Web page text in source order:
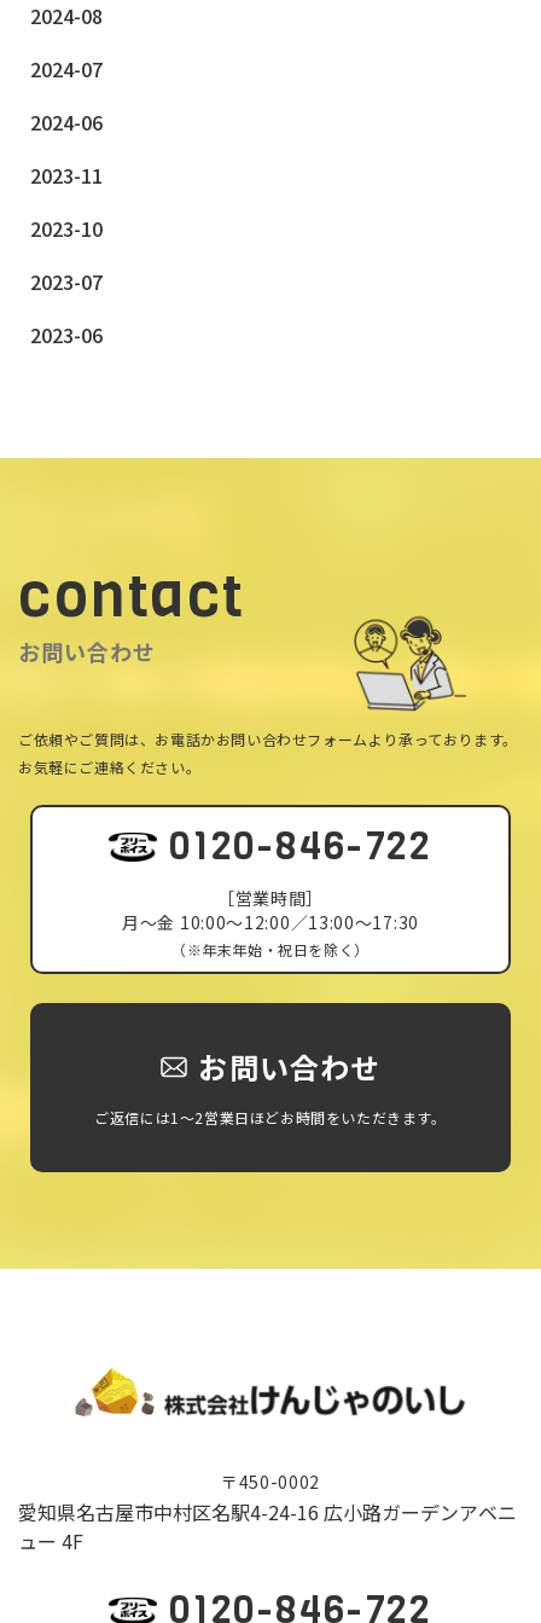
2024-08
2024-07
2024-06
2023-11
2023-10
2023-07
2023-06
contact
お問い合わせ
ご依頼やご質問は、お電話かお問い合わせフォームより承っております。
お気軽にご連絡ください。
0120-846-722
［営業時間］
月〜金 10:00〜12:00／13:00〜17:30
（※年末年始・祝日を除く）
お問い合わせ
ご返信には1～2営業日ほどお時間をいただきます。
〒450-0002
愛知県名古屋市中村区名駅4-24-16 広小路ガーデンアベニ
ュー 4F
0120-846-722